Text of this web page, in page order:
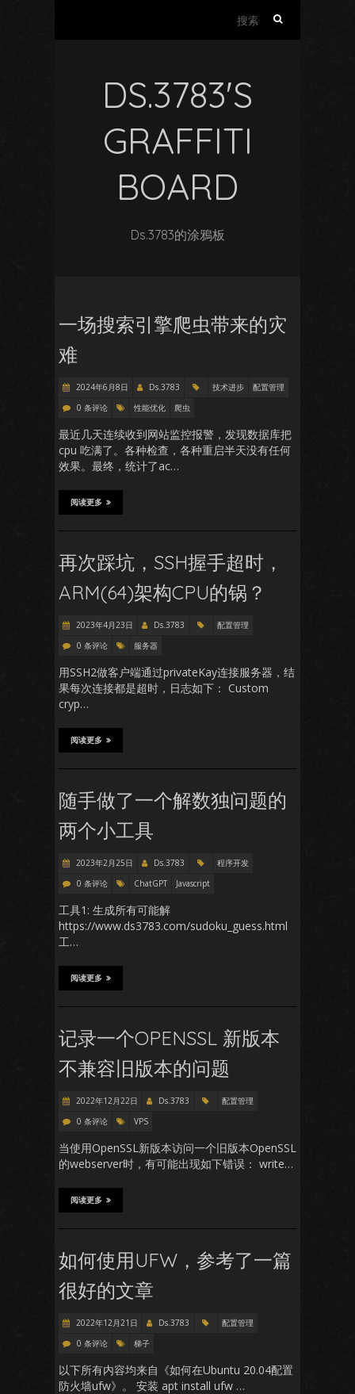
DS.3783'S
GRAFFITI
BOARD
Ds.3783的涂鴉板
一场搜索引擎爬虫带来的灾
难
2024年6月8日 Ds.3783 技术进步
配置管理
0 条评论
性能优化 爬虫
最近几天连续收到网站监控报警，发现数据库把
cpu 吃满了。各种检查，各种重启半天没有任何
效果。最终，统计了ac…
阅读更多
再次踩坑，SSH握手超时，
ARM(64)架构CPU的锅？
2023年4月23日 Ds.3783
配置管理
0 条评论
服务器
用SSH2做客户端通过privateKay连接服务器，结
果每次连接都是超时，日志如下： Custom
cryp…
阅读更多
随手做了一个解数独问题的
两个小工具
2023年2月25日 Ds.3783
程序开发
0 条评论
ChatGPT Javascript
工具1: 生成所有可能解
https://www.ds3783.com/sudoku_guess.html
工…
阅读更多
记录一个OPENSSL 新版本
不兼容旧版本的问题
2022年12月22日 Ds.3783
配置管理
0 条评论
VPS
当使用OpenSSL新版本访问一个旧版本OpenSSL
的webserver时，有可能出现如下错误： write…
阅读更多
如何使用UFW，参考了一篇
很好的文章
2022年12月21日 Ds.3783
配置管理
0 条评论
梯子
以下所有内容均来自《如何在Ubuntu 20.04配置
防火墙ufw》。 安装 apt install ufw …